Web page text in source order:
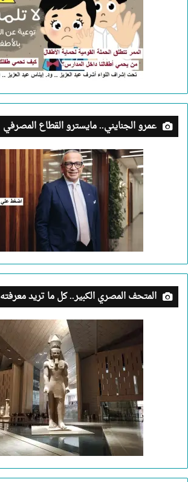
عمرو الجنايني.. مايسترو القطاع المصرفي
المتحف المصري الكبير.. كل ما تريد معرفته